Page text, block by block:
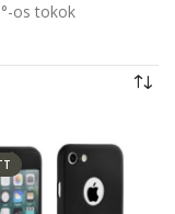
os tokok